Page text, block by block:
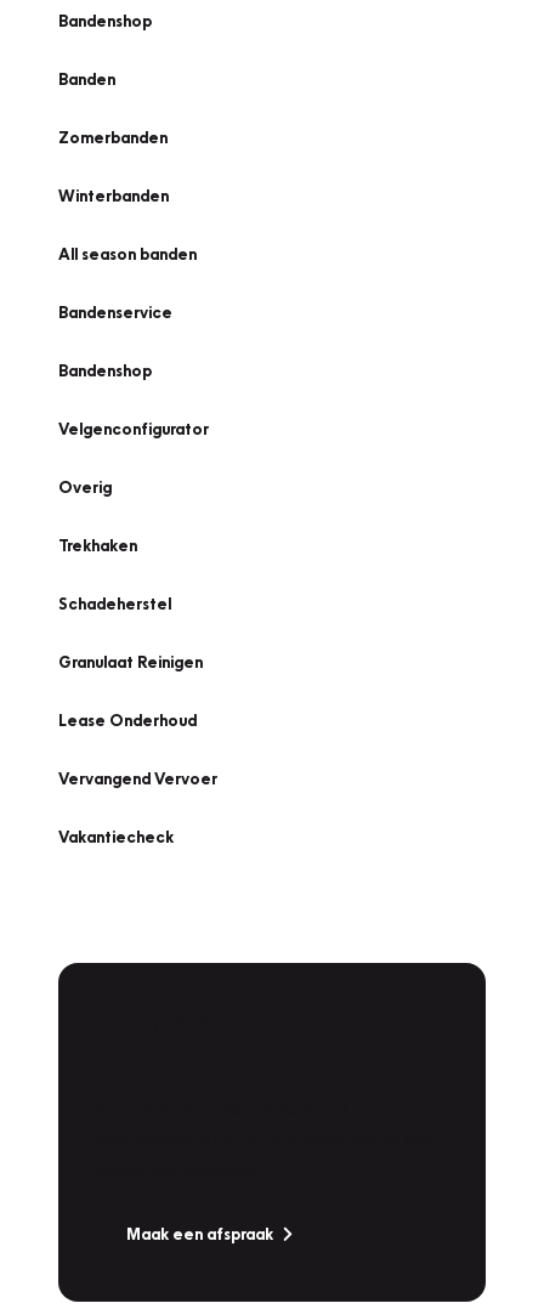
Bandenshop
Banden
Zomerbanden
Winterbanden
All season banden
Bandenservice
Bandenshop
Velgenconfigurator
Overig
Trekhaken
Schadeherstel
Granulaat Reinigen
Lease Onderhoud
Vervangend Vervoer
Vakantiecheck
Maak een afspraak